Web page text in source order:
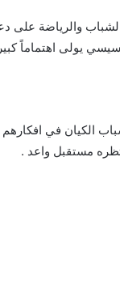
والرياضة على
يولى اهتماماً
الكيان في افكارهم
مستقبل واعد .